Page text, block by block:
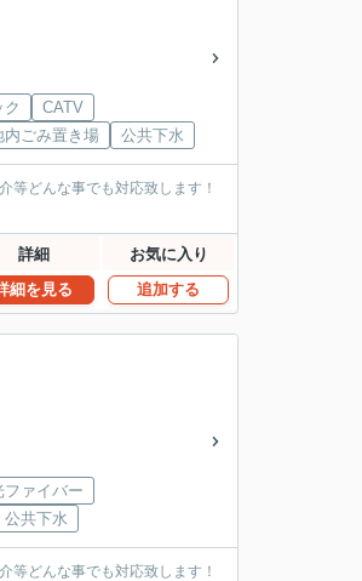
ク
CATV
内ごみ置き場 公共下水
等どんな事でも対応致します！
詳細 お気に入り
細を見る 追加する
ファイバー
公共下水
等どんな事でも対応致します！